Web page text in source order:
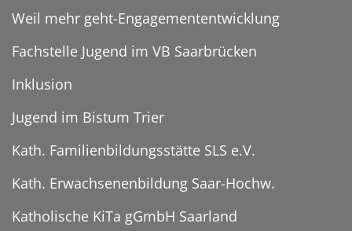
Weil mehr geht-Engagemententwicklung
Fachstelle Jugend im VB Saarbrücken
Inklusion
Jugend im Bistum Trier
Kath. Familienbildungsstätte SLS e.V.
Kath. Erwachsenenbildung Saar-Hochw.
Katholische KiTa gGmbH Saarland